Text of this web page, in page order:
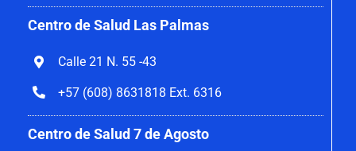
Centro de Salud Las Palmas
Calle 21 N. 55 -43
+57 (608) 8631818 Ext. 6316
Centro de Salud 7 de Agosto